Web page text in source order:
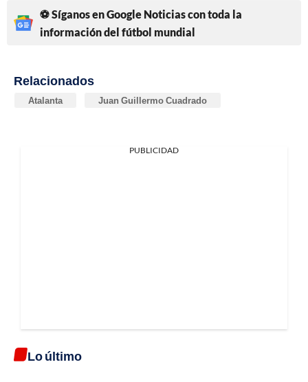
⚽ Síganos en Google Noticias con toda la
información del fútbol mundial
Relacionados
Atalanta Juan Guillermo Cuadrado
PUBLICIDAD
Lo último